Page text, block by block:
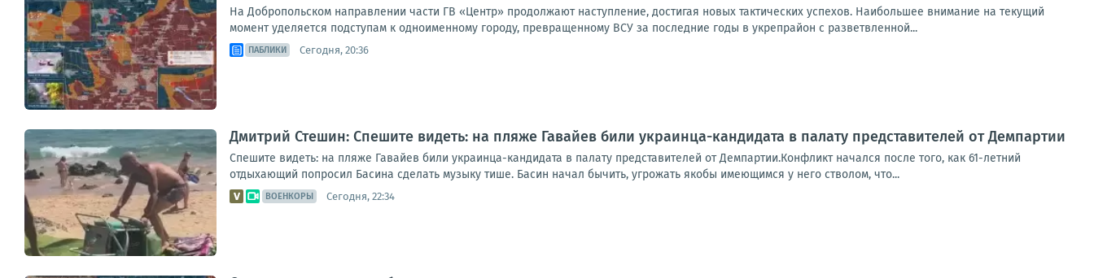
На Добропольском направлении части ГВ «Центр» продолжают наступление, достигая новых тактических успехов. Наибольшее внимание на текущий
момент уделяется подступам к одноименному городу, превращенному ВСУ за последние годы в укрепрайон с разветвленной...
ПАБЛИКИ Сегодня, 20:36
Дмитрий Стешин: Спешите видеть: на пляже Гавайев били украинца-кандидата в палату представителей от Демпартии
Спешите видеть: на пляже Гавайев били украинца-кандидата в палату представителей от Демпартии.Конфликт начался после того, как 61-летний
отдыхающий попросил Басина сделать музыку тише. Басин начал бычить, угрожать якобы имеющимся у него стволом, что...
ВОЕНКОРЫ Сегодня, 22:34